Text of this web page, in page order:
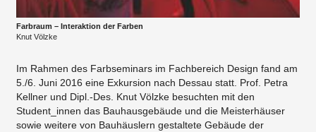
Farbraum – Interaktion der Farben
Knut Völzke
Im Rahmen des Farbseminars im Fachbereich Design fand am
5./6. Juni 2016 eine Exkursion nach Dessau statt. Prof. Petra
Kellner und Dipl.-Des. Knut Völzke besuchten mit den
Student_innen das Bauhausgebäude und die Meisterhäuser
sowie weitere von Bauhäuslern gestaltete Gebäude der